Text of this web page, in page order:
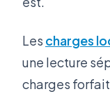
Les charges
une lecture
charges